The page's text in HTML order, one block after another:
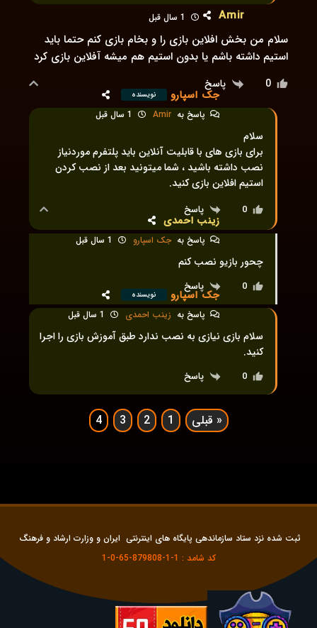
Amir
سلام من بخش افلاین بازی را و بخام بازی کنم حتما باید
استیم داشته باشم یا بدون استیم هم میشه آفلاین بازی کرد
0 پاسخ
جک اسپارو نویسنده
پاسخ به Amir
سلام
برای بازی های با قابلیت آنلاین باید پلتفرم موردنیاز
نصب داشته باشید ، شما میتونید بعد از نصب کردن
استیم افلاین بازی کنید.
0 پاسخ
زینب احمدی
پاسخ به جک اسپارو
چحور بازیو نصب کنم
0 پاسخ
جک اسپارو نویسنده
پاسخ به زینب احمدی
سلام بازی نیازی به نصب ندارد طبق آموزش بازی را اجرا
کنید.
0 پاسخ
« قبلی 1
2
3
4
ثبت شده نزد ستاد سازماندهی پایگاه های اینترنتی ایران و وزارت ارشاد و فرهنگ
کد شامد : 1-1-879808-65-0-1